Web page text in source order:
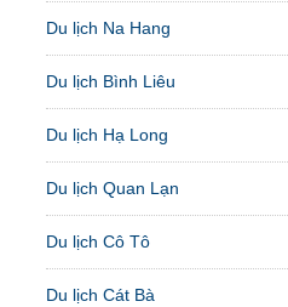
Du lịch Na Hang
Du lịch Bình Liêu
Du lịch Hạ Long
Du lịch Quan Lạn
Du lịch Cô Tô
Du lịch Cát Bà